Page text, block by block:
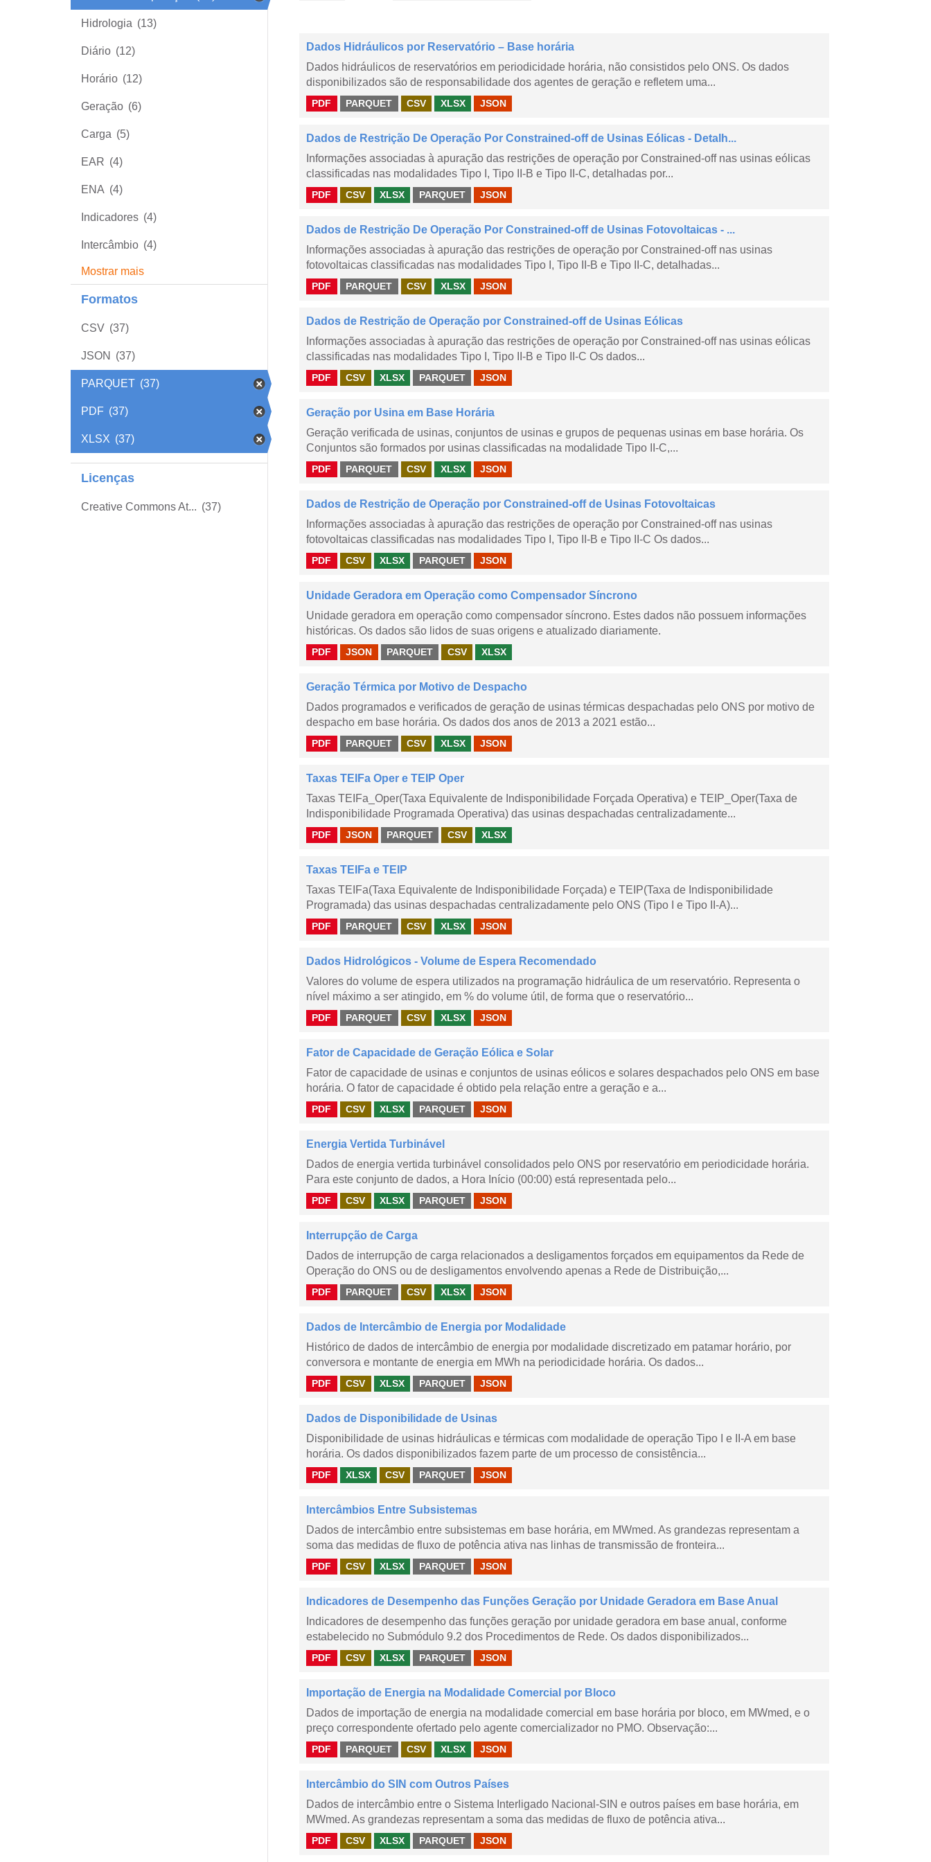
Hidrologia (13)
Diário (12)
Horário (12)
Geração (6)
Carga (5)
EAR (4)
ENA (4)
Indicadores (4)
Intercâmbio (4)
Mostrar mais
Formatos
CSV (37)
JSON (37)
PARQUET (37)
PDF (37)
XLSX (37)
Licenças
Creative Commons At... (37)
Dados Hidráulicos por Reservatório – Base horária
Dados hidráulicos de reservatórios em periodicidade horária, não consistidos pelo ONS. Os dados
disponibilizados são de responsabilidade dos agentes de geração e refletem uma...
PDF PARQUET CSV XLSX JSON
Dados de Restrição De Operação Por Constrained-off de Usinas Eólicas - Detalh...
Informações associadas à apuração das restrições de operação por Constrained-off nas usinas eólicas
classificadas nas modalidades Tipo I, Tipo II-B e Tipo II-C, detalhadas por...
PDF CSV XLSX PARQUET JSON
Dados de Restrição De Operação Por Constrained-off de Usinas Fotovoltaicas - ...
Informações associadas à apuração das restrições de operação por Constrained-off nas usinas
fotovoltaicas classificadas nas modalidades Tipo I, Tipo II-B e Tipo II-C, detalhadas...
PDF PARQUET CSV XLSX JSON
Dados de Restrição de Operação por Constrained-off de Usinas Eólicas
Informações associadas à apuração das restrições de operação por Constrained-off nas usinas eólicas
classificadas nas modalidades Tipo I, Tipo II-B e Tipo II-C Os dados...
PDF CSV XLSX PARQUET JSON
Geração por Usina em Base Horária
Geração verificada de usinas, conjuntos de usinas e grupos de pequenas usinas em base horária. Os
Conjuntos são formados por usinas classificadas na modalidade Tipo II-C,...
PDF PARQUET CSV XLSX JSON
Dados de Restrição de Operação por Constrained-off de Usinas Fotovoltaicas
Informações associadas à apuração das restrições de operação por Constrained-off nas usinas
fotovoltaicas classificadas nas modalidades Tipo I, Tipo II-B e Tipo II-C Os dados...
PDF CSV XLSX PARQUET JSON
Unidade Geradora em Operação como Compensador Síncrono
Unidade geradora em operação como compensador síncrono. Estes dados não possuem informações
históricas. Os dados são lidos de suas origens e atualizado diariamente.
PDF JSON PARQUET CSV XLSX
Geração Térmica por Motivo de Despacho
Dados programados e verificados de geração de usinas térmicas despachadas pelo ONS por motivo de
despacho em base horária. Os dados dos anos de 2013 a 2021 estão...
PDF PARQUET CSV XLSX JSON
Taxas TEIFa Oper e TEIP Oper
Taxas TEIFa_Oper(Taxa Equivalente de Indisponibilidade Forçada Operativa) e TEIP_Oper(Taxa de
Indisponibilidade Programada Operativa) das usinas despachadas centralizadamente...
PDF JSON PARQUET CSV XLSX
Taxas TEIFa e TEIP
Taxas TEIFa(Taxa Equivalente de Indisponibilidade Forçada) e TEIP(Taxa de Indisponibilidade
Programada) das usinas despachadas centralizadamente pelo ONS (Tipo I e Tipo II-A)...
PDF PARQUET CSV XLSX JSON
Dados Hidrológicos - Volume de Espera Recomendado
Valores do volume de espera utilizados na programação hidráulica de um reservatório. Representa o
nível máximo a ser atingido, em % do volume útil, de forma que o reservatório...
PDF PARQUET CSV XLSX JSON
Fator de Capacidade de Geração Eólica e Solar
Fator de capacidade de usinas e conjuntos de usinas eólicos e solares despachados pelo ONS em base
horária. O fator de capacidade é obtido pela relação entre a geração e a...
PDF CSV XLSX PARQUET JSON
Energia Vertida Turbinável
Dados de energia vertida turbinável consolidados pelo ONS por reservatório em periodicidade horária.
Para este conjunto de dados, a Hora Início (00:00) está representada pelo...
PDF CSV XLSX PARQUET JSON
Interrupção de Carga
Dados de interrupção de carga relacionados a desligamentos forçados em equipamentos da Rede de
Operação do ONS ou de desligamentos envolvendo apenas a Rede de Distribuição,...
PDF PARQUET CSV XLSX JSON
Dados de Intercâmbio de Energia por Modalidade
Histórico de dados de intercâmbio de energia por modalidade discretizado em patamar horário, por
conversora e montante de energia em MWh na periodicidade horária. Os dados...
PDF CSV XLSX PARQUET JSON
Dados de Disponibilidade de Usinas
Disponibilidade de usinas hidráulicas e térmicas com modalidade de operação Tipo I e II-A em base
horária. Os dados disponibilizados fazem parte de um processo de consistência...
PDF XLSX CSV PARQUET JSON
Intercâmbios Entre Subsistemas
Dados de intercâmbio entre subsistemas em base horária, em MWmed. As grandezas representam a
soma das medidas de fluxo de potência ativa nas linhas de transmissão de fronteira...
PDF CSV XLSX PARQUET JSON
Indicadores de Desempenho das Funções Geração por Unidade Geradora em Base Anual
Indicadores de desempenho das funções geração por unidade geradora em base anual, conforme
estabelecido no Submódulo 9.2 dos Procedimentos de Rede. Os dados disponibilizados...
PDF CSV XLSX PARQUET JSON
Importação de Energia na Modalidade Comercial por Bloco
Dados de importação de energia na modalidade comercial em base horária por bloco, em MWmed, e o
preço correspondente ofertado pelo agente comercializador no PMO. Observação:...
PDF PARQUET CSV XLSX JSON
Intercâmbio do SIN com Outros Países
Dados de intercâmbio entre o Sistema Interligado Nacional-SIN e outros países em base horária, em
MWmed. As grandezas representam a soma das medidas de fluxo de potência ativa...
PDF CSV XLSX PARQUET JSON